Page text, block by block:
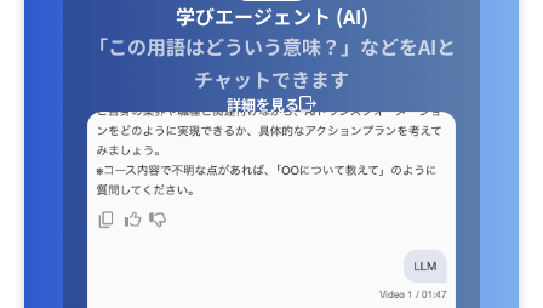
学びエージェント (AI)
「この用語はどういう意味？」などをAIと
チャットできます
詳細を見る